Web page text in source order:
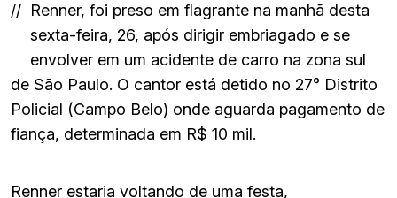
// Renner, foi preso em flagrante na manhã desta
sexta-feira, 26, após dirigir embriagado e se
envolver em um acidente de carro na zona sul
de São Paulo. O cantor está detido no 27° Distrito
Policial (Campo Belo) onde aguarda pagamento de
fiança, determinada em R$ 10 mil.
Renner estaria voltando de uma festa,